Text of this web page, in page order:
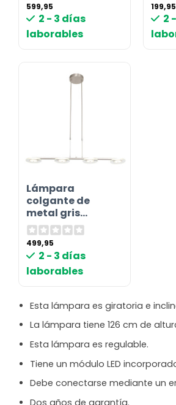
599,95
2 - 3 días
laborables
199,95
2
Lámpara
colgante de
metal gris
moderna
Steinhauer
Turound
499,95
2 - 3 días
laborables
Esta lámpara es giratoria e
La lámpara tiene 126 cm de
Esta lámpara es regulable.
Tiene un módulo LED
Debe conectarse mediante un
Dos años de garantía.